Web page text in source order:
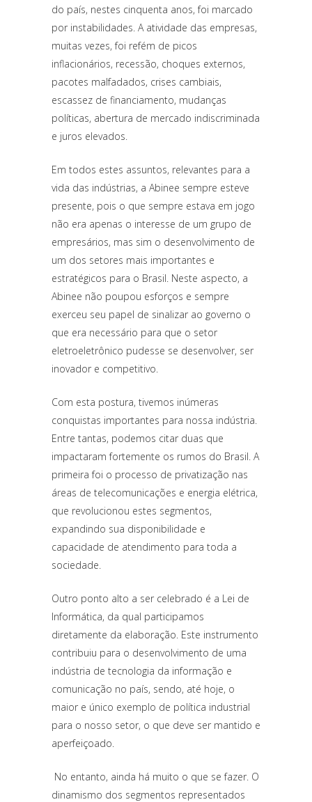
do país, nestes cinquenta anos, foi marcado
por instabilidades. A atividade das empresas,
muitas vezes, foi refém de picos
inflacionários, recessão, choques externos,
pacotes malfadados, crises cambiais,
escassez de financiamento, mudanças
políticas, abertura de mercado indiscriminada
e juros elevados.
Em todos estes assuntos, relevantes para a
vida das indústrias, a Abinee sempre esteve
presente, pois o que sempre estava em jogo
não era apenas o interesse de um grupo de
empresários, mas sim o desenvolvimento de
um dos setores mais importantes e
estratégicos para o Brasil. Neste aspecto, a
Abinee não poupou esforços e sempre
exerceu seu papel de sinalizar ao governo o
que era necessário para que o setor
eletroeletrônico pudesse se desenvolver, ser
inovador e competitivo.
Com esta postura, tivemos inúmeras
conquistas importantes para nossa indústria.
Entre tantas, podemos citar duas que
impactaram fortemente os rumos do Brasil. A
primeira foi o processo de privatização nas
áreas de telecomunicações e energia elétrica,
que revolucionou estes segmentos,
expandindo sua disponibilidade e
capacidade de atendimento para toda a
sociedade.
Outro ponto alto a ser celebrado é a Lei de
Informática, da qual participamos
diretamente da elaboração. Este instrumento
contribuiu para o desenvolvimento de uma
indústria de tecnologia da informação e
comunicação no país, sendo, até hoje, o
maior e único exemplo de política industrial
para o nosso setor, o que deve ser mantido e
aperfeiçoado.
No entanto, ainda há muito o que se fazer. O
dinamismo dos segmentos representados